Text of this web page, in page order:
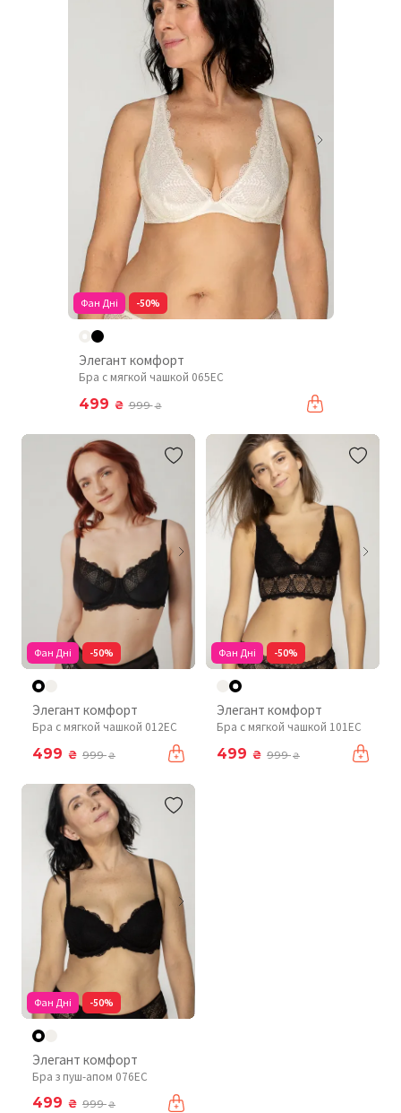
Фан Дні -50%
Элегант комфорт
Бра с мягкой чашкой 065EC
499 ₴ 999₴
Фан Дні -50%
Элегант комфорт
Бра с мягкой чашкой 012EC
499 ₴ 999₴
Фан Дні -50%
Элегант комфорт
Бра с мягкой чашкой 101EC
499 ₴ 999₴
Фан Дні -50%
Элегант комфорт
Бра з пуш-апом 076EC
499 ₴ 999₴